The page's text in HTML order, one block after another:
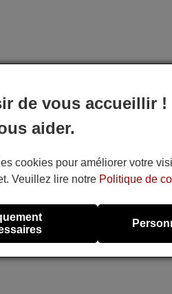
de vous accueillir !
aider.
cookies pour améliorer votre
Veuillez lire notre Politique de